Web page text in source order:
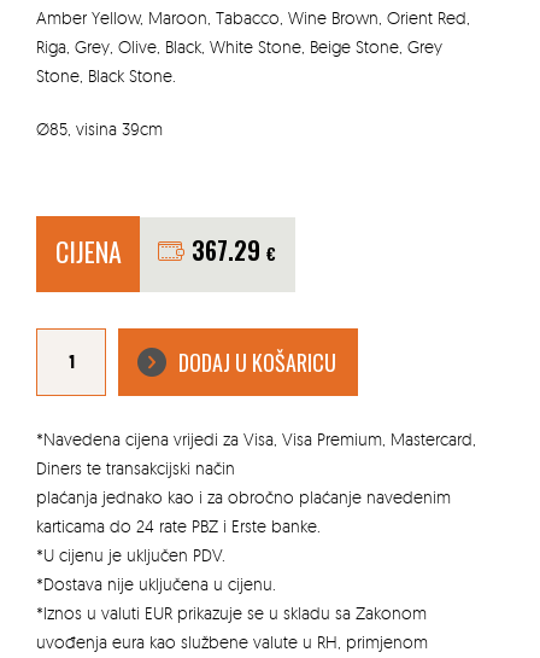
Amber Yellow, Maroon, Tabacco, Wine Brown, Orient Red,
Riga, Grey, Olive, Black, White Stone, Beige Stone, Grey
Stone, Black Stone.
Ø85, visina 39cm
CIJENA 367.29 €
CVJETNJAK
količina
DODAJ U KOŠARICU
*Navedena cijena vrijedi za Visa, Visa Premium, Mastercard,
Diners te transakcijski način
plaćanja jednako kao i za obročno plaćanje navedenim
karticama do 24 rate PBZ i Erste banke.
*U cijenu je uključen PDV.
*Dostava nije uključena u cijenu.
*Iznos u valuti EUR prikazuje se u skladu sa Zakonom
uvođenja eura kao službene valute u RH, primjenom